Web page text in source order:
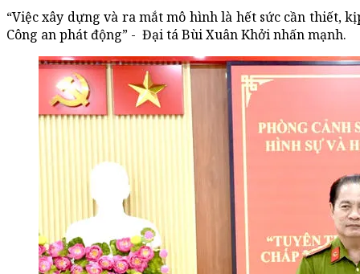
“Việc xây dựng và ra mắt mô hình là hết sức cần thiết,
Công an phát động” - Đại tá Bùi Xuân Khởi nhấn mạnh.